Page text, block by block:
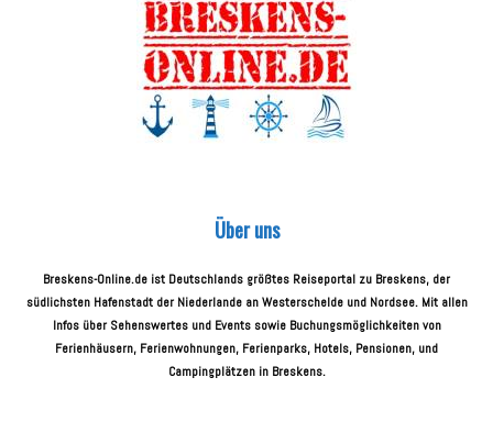
Über uns
Breskens-Online.de ist Deutschlands größtes Reiseportal zu Breskens, der
südlichsten Hafenstadt der Niederlande an Westerschelde und Nordsee. Mit allen
Infos über Sehenswertes und Events sowie Buchungsmöglichkeiten von
Ferienhäusern, Ferienwohnungen, Ferienparks, Hotels, Pensionen, und
Campingplätzen in Breskens.